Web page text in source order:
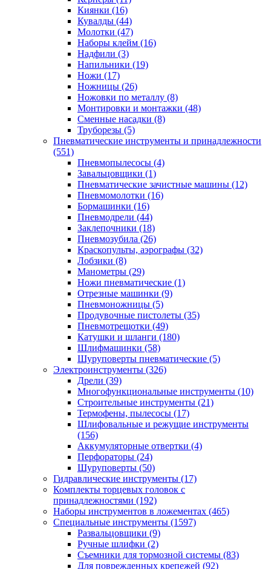
Киянки (16)
Кувалды (44)
Молотки (47)
Наборы клейм (16)
Надфили (3)
Напильники (19)
Ножи (17)
Ножницы (26)
Ножовки по металлу (8)
Монтировки и монтажки (48)
Сменные насадки (8)
Труборезы (5)
Пневматические инструменты и принадлежности
(551)
Пневмопылесосы (4)
Завальцовщики (1)
Пневматические зачистные машины (12)
Пневмомолотки (16)
Бормашинки (16)
Пневмодрели (44)
Заклепочники (18)
Пневмозубила (26)
Краскопульты, аэрографы (32)
Лобзики (8)
Манометры (29)
Ножи пневматические (1)
Отрезные машинки (9)
Пневмоножницы (5)
Продувочные пистолеты (35)
Пневмотрещотки (49)
Катушки и шланги (180)
Шлифмашинки (58)
Шуруповерты пневматические (5)
Электроинструменты (326)
Дрели (39)
Многофункциональные инструменты (10)
Строительные инструменты (21)
Термофены, пылесосы (17)
Шлифовальные и режущие инструменты
(156)
Аккумуляторные отвертки (4)
Перфораторы (24)
Шуруповерты (50)
Гидравлические инструменты (17)
Комплекты торцевых головок с
принадлежностями (192)
Наборы инструментов в ложементах (465)
Специальные инструменты (1597)
Развальцовщики (9)
Ручные шлифки (2)
Съемники для тормозной системы (83)
Для поврежденных крепежей (92)